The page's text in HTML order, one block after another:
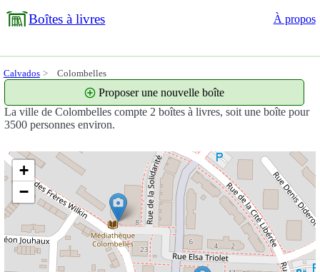
Boîtes à livres À propos
Calvados Colombelles
La ville de Colombelles compte 2 boîtes à livres, soit une boîte pour
3500 personnes environ.
Proposer une nouvelle boîte
+
−